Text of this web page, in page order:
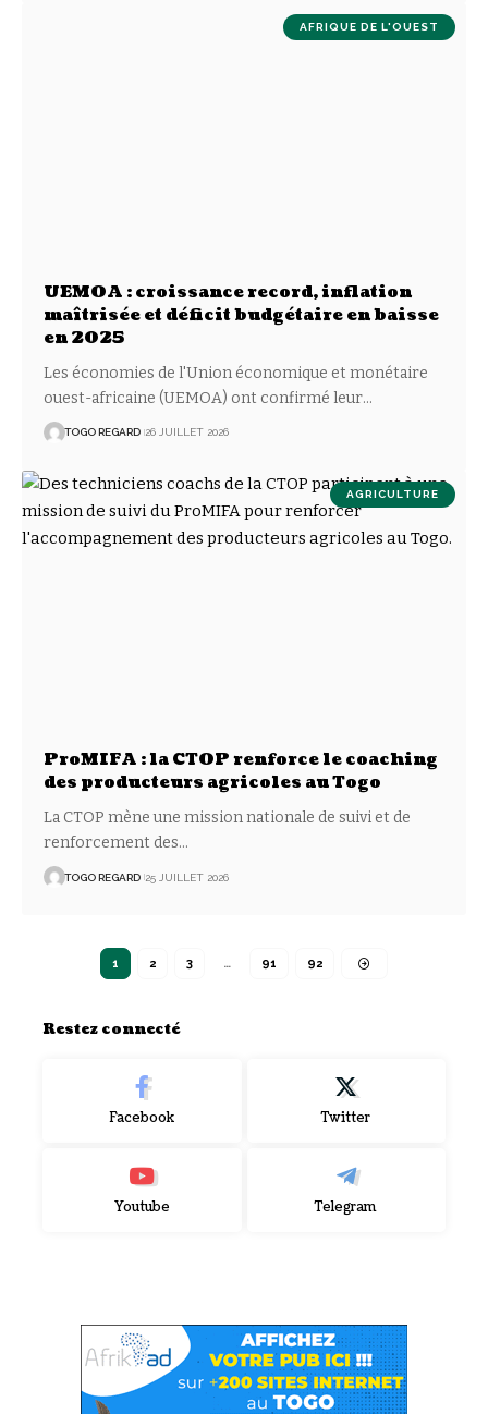
AFRIQUE DE L'OUEST
UEMOA : croissance record, inflation
maîtrisée et déficit budgétaire en baisse
en 2025
Les économies de l'Union économique et monétaire
ouest-africaine (UEMOA) ont confirmé leur…
TOGO REGARD 26 JUILLET 2026
AGRICULTURE
ProMIFA : la CTOP renforce le coaching
des producteurs agricoles au Togo
La CTOP mène une mission nationale de suivi et de
renforcement des…
TOGO REGARD 25 JUILLET 2026
1 2 3 … 91 92
Restez connecté
Facebook Twitter
Youtube Telegram